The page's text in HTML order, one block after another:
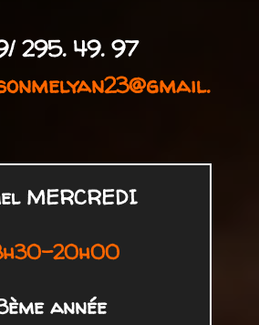
295. 49. 97
MERCREDI
20h00
année